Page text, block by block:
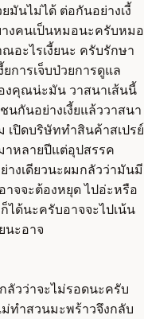
มันไม่ได้ ต่อกันอย่างเงี้
างคนเป็นหมอนะครับหมอ
อะไรเงี้ยนะ ครับรักษา
ยการเจ็บป่วยการดูแล
งคุณน่ะมัน วาสนาเส้นนี้
กันอย่างเงี้ยแล้ววาสนา
เปิดบริษัททำสินค้าสเปรย์
หลายปีแต่อุปสรรค
งเดียวนะผมกลัวว่ามันมี
จจะต้องหยุด ไปอ่ะหรือ
ก็ได้นะครับอาจจะไปเน้น
นะอาจ
ลัวว่าจะไม่รอดนะครับ
ทำสวนมะพร้าวจึงกลับ